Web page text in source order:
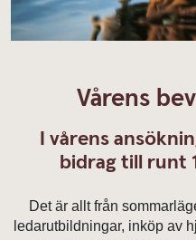
Vårens
I vårens
bidrag till runt
Det är allt från
ledarutbildningar, inköp av